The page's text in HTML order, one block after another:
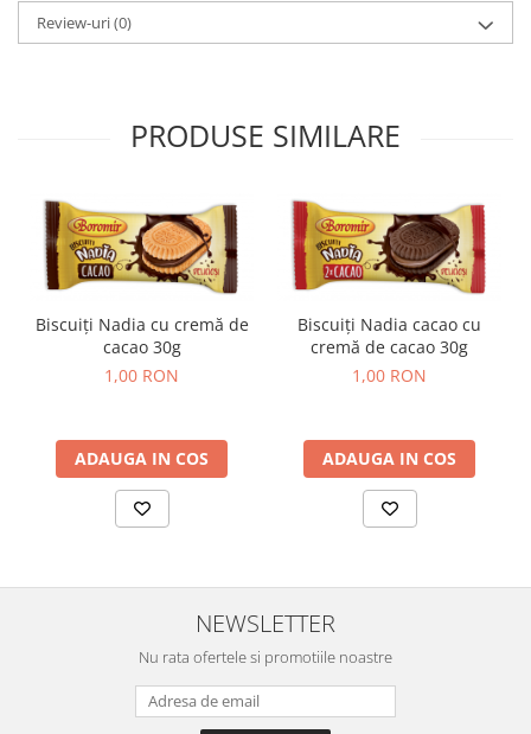
Pizza congelata
Baton Cookie congelat
Faina Profesionala
Congelate brutarie
Cadouri
Pachete Cadou
Vinuri Casa Isarescu
Review-uri(0)
PRODUSE SIMILARE
Biscuiți Nadia cu cremă de
cacao 30g
1,00 RON
ADAUGA IN COS
Biscuiți Nadia cacao cu
cremă de cacao 30g
1,00 RON
ADAUGA IN COS
NEWSLETTER
Nu rata ofertele si promotiile noastre